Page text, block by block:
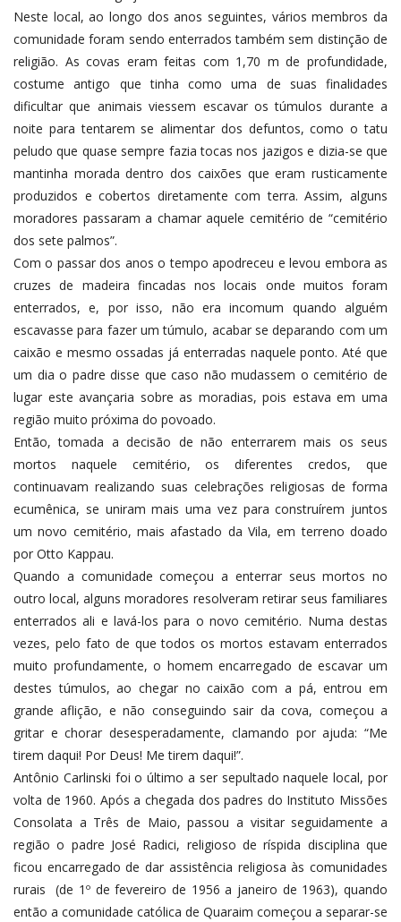
Neste local, ao longo dos anos seguintes, vários membros da
comunidade foram sendo enterrados também sem distinção de
religião. As covas eram feitas com 1,70 m de profundidade,
costume antigo que tinha como uma de suas finalidades
dificultar que animais viessem escavar os túmulos durante a
noite para tentarem se alimentar dos defuntos, como o tatu
peludo que quase sempre fazia tocas nos jazigos e dizia-se que
mantinha morada dentro dos caixões que eram rusticamente
produzidos e cobertos diretamente com terra. Assim, alguns
moradores passaram a chamar aquele cemitério de “cemitério
dos sete palmos”.
Com o passar dos anos o tempo apodreceu e levou embora as
cruzes de madeira fincadas nos locais onde muitos foram
enterrados, e, por isso, não era incomum quando alguém
escavasse para fazer um túmulo, acabar se deparando com um
caixão e mesmo ossadas já enterradas naquele ponto. Até que
um dia o padre disse que caso não mudassem o cemitério de
lugar este avançaria sobre as moradias, pois estava em uma
região muito próxima do povoado.
Então, tomada a decisão de não enterrarem mais os seus
mortos naquele cemitério, os diferentes credos, que
continuavam realizando suas celebrações religiosas de forma
ecumênica, se uniram mais uma vez para construírem juntos
um novo cemitério, mais afastado da Vila, em terreno doado
por Otto Kappau.
Quando a comunidade começou a enterrar seus mortos no
outro local, alguns moradores resolveram retirar seus familiares
enterrados ali e lavá-los para o novo cemitério. Numa destas
vezes, pelo fato de que todos os mortos estavam enterrados
muito profundamente, o homem encarregado de escavar um
destes túmulos, ao chegar no caixão com a pá, entrou em
grande aflição, e não conseguindo sair da cova, começou a
gritar e chorar desesperadamente, clamando por ajuda: “Me
tirem daqui! Por Deus! Me tirem daqui!”.
Antônio Carlinski foi o último a ser sepultado naquele local, por
volta de 1960. Após a chegada dos padres do Instituto Missões
Consolata a Três de Maio, passou a visitar seguidamente a
região o padre José Radici, religioso de ríspida disciplina que
ficou encarregado de dar assistência religiosa às comunidades
rurais (de 1º de fevereiro de 1956 a janeiro de 1963), quando
então a comunidade católica de Quaraim começou a separar-se